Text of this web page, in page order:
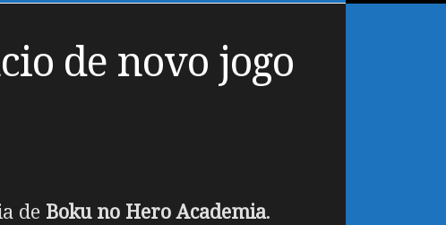
de novo jogo
de Boku no Hero Academia.